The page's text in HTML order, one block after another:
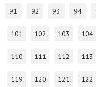
91 92 93 94
101 102 103 104
110 111 112 113
119 120 121 122